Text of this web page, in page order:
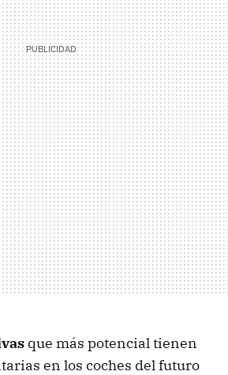
que más potencial tienen
en los coches del futuro